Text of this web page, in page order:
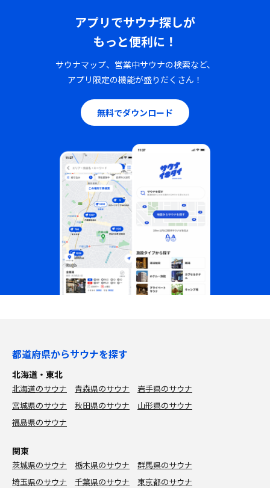
アプリでサウナ探しが
もっと便利に！
サウナマップ、営業中サウナの検索など、
アプリ限定の機能が盛りだくさん！
無料でダウンロード
都道府県からサウナを探す
北海道・東北
北海道のサウナ 青森県のサウナ
岩手県のサウナ
宮城県のサウナ
秋田県のサウナ
山形県のサウナ
福島県のサウナ
関東
茨城県のサウナ 栃木県のサウナ
群馬県のサウナ
埼玉県のサウナ
千葉県のサウナ
東京都のサウナ